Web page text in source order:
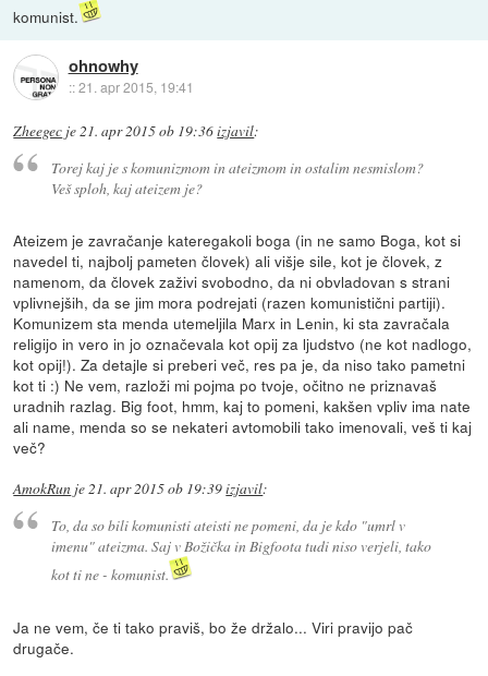
komunist.
ohnowhy
::21. apr 2015, 19:41
Zheegec je21. apr 2015 ob 19:36izjavil:
Torej kaj je s komunizmom in ateizmom in ostalim nesmislom?
Veš sploh, kaj ateizem je?
Ateizem je zavračanje kateregakoli boga (in ne samo Boga, kot si
navedel ti, najbolj pameten človek) ali višje sile, kot je človek, z
namenom, da človek zaživi svobodno, da ni obvladovan s strani
vplivnejših, da se jim mora podrejati (razen komunistični partiji).
Komunizem sta menda utemeljila Marx in Lenin, ki sta zavračala
religijo in vero in jo označevala kot opij za ljudstvo (ne kot nadlogo,
kot opij!). Za detajle si preberi več, res pa je, da niso tako pametni
kot ti :) Ne vem, razloži mi pojma po tvoje, očitno ne priznavaš
uradnih razlag. Big foot, hmm, kaj to pomeni, kakšen vpliv ima nate
ali name, menda so se nekateri avtomobili tako imenovali, veš ti kaj
več?
AmokRun je21. apr 2015 ob 19:39izjavil:
To, da so bili komunisti ateisti ne pomeni, da je kdo "umrl v
imenu" ateizma. Saj v Božička in Bigfoota tudi niso verjeli, tako
kot ti ne - komunist.
Ja ne vem, če ti tako praviš, bo že držalo... Viri pravijo pač
drugače.